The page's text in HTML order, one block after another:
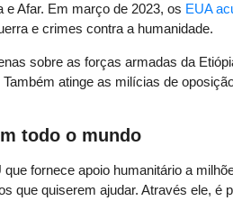
e Afar. Em março de 2023, os EUA
e crimes contra a humanidade.
sobre as forças armadas da
atinge as milícias de
todo o mundo
fornece apoio humanitário a
que quiserem ajudar. Através ele,